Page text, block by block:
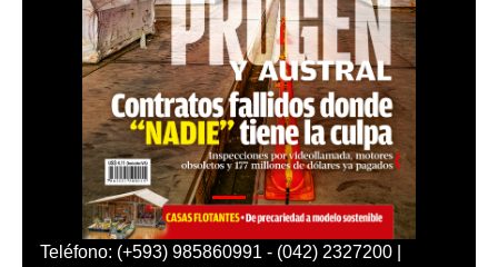
Teléfono: (+593) 985860991 - (042) 2327200 |